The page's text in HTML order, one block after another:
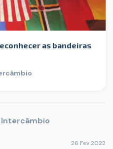
as bandeiras
26 Fev 2022